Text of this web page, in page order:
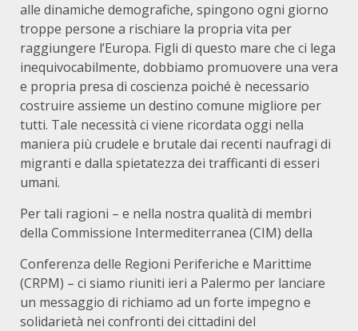
alle dinamiche demografiche, spingono ogni giorno
troppe persone a rischiare la propria vita per
raggiungere l’Europa. Figli di questo mare che ci lega
inequivocabilmente, dobbiamo promuovere una vera
e propria presa di coscienza poiché è necessario
costruire assieme un destino comune migliore per
tutti. Tale necessità ci viene ricordata oggi nella
maniera più crudele e brutale dai recenti naufragi di
migranti e dalla spietatezza dei trafficanti di esseri
umani.
Per tali ragioni – e nella nostra qualità di membri
della Commissione Intermediterranea (CIM) della
Conferenza delle Regioni Periferiche e Marittime
(CRPM) – ci siamo riuniti ieri a Palermo per lanciare
un messaggio di richiamo ad un forte impegno e
solidarietà nei confronti dei cittadini del